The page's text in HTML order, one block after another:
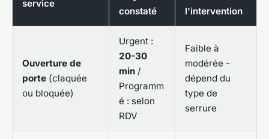
service
constaté
l'intervention
Ouverture de
porte (claquée
ou bloquée)
Urgent :
20-30
min /
Programm
é : selon
RDV
Faible à
modérée -
dépend du
type de
serrure